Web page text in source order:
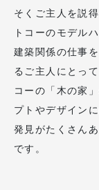
そくご主人を説
トコーのモデル
建築関係の仕事
るご主人にとっ
コーの「木の家
プトやデザイン
発見がたくさん
です。